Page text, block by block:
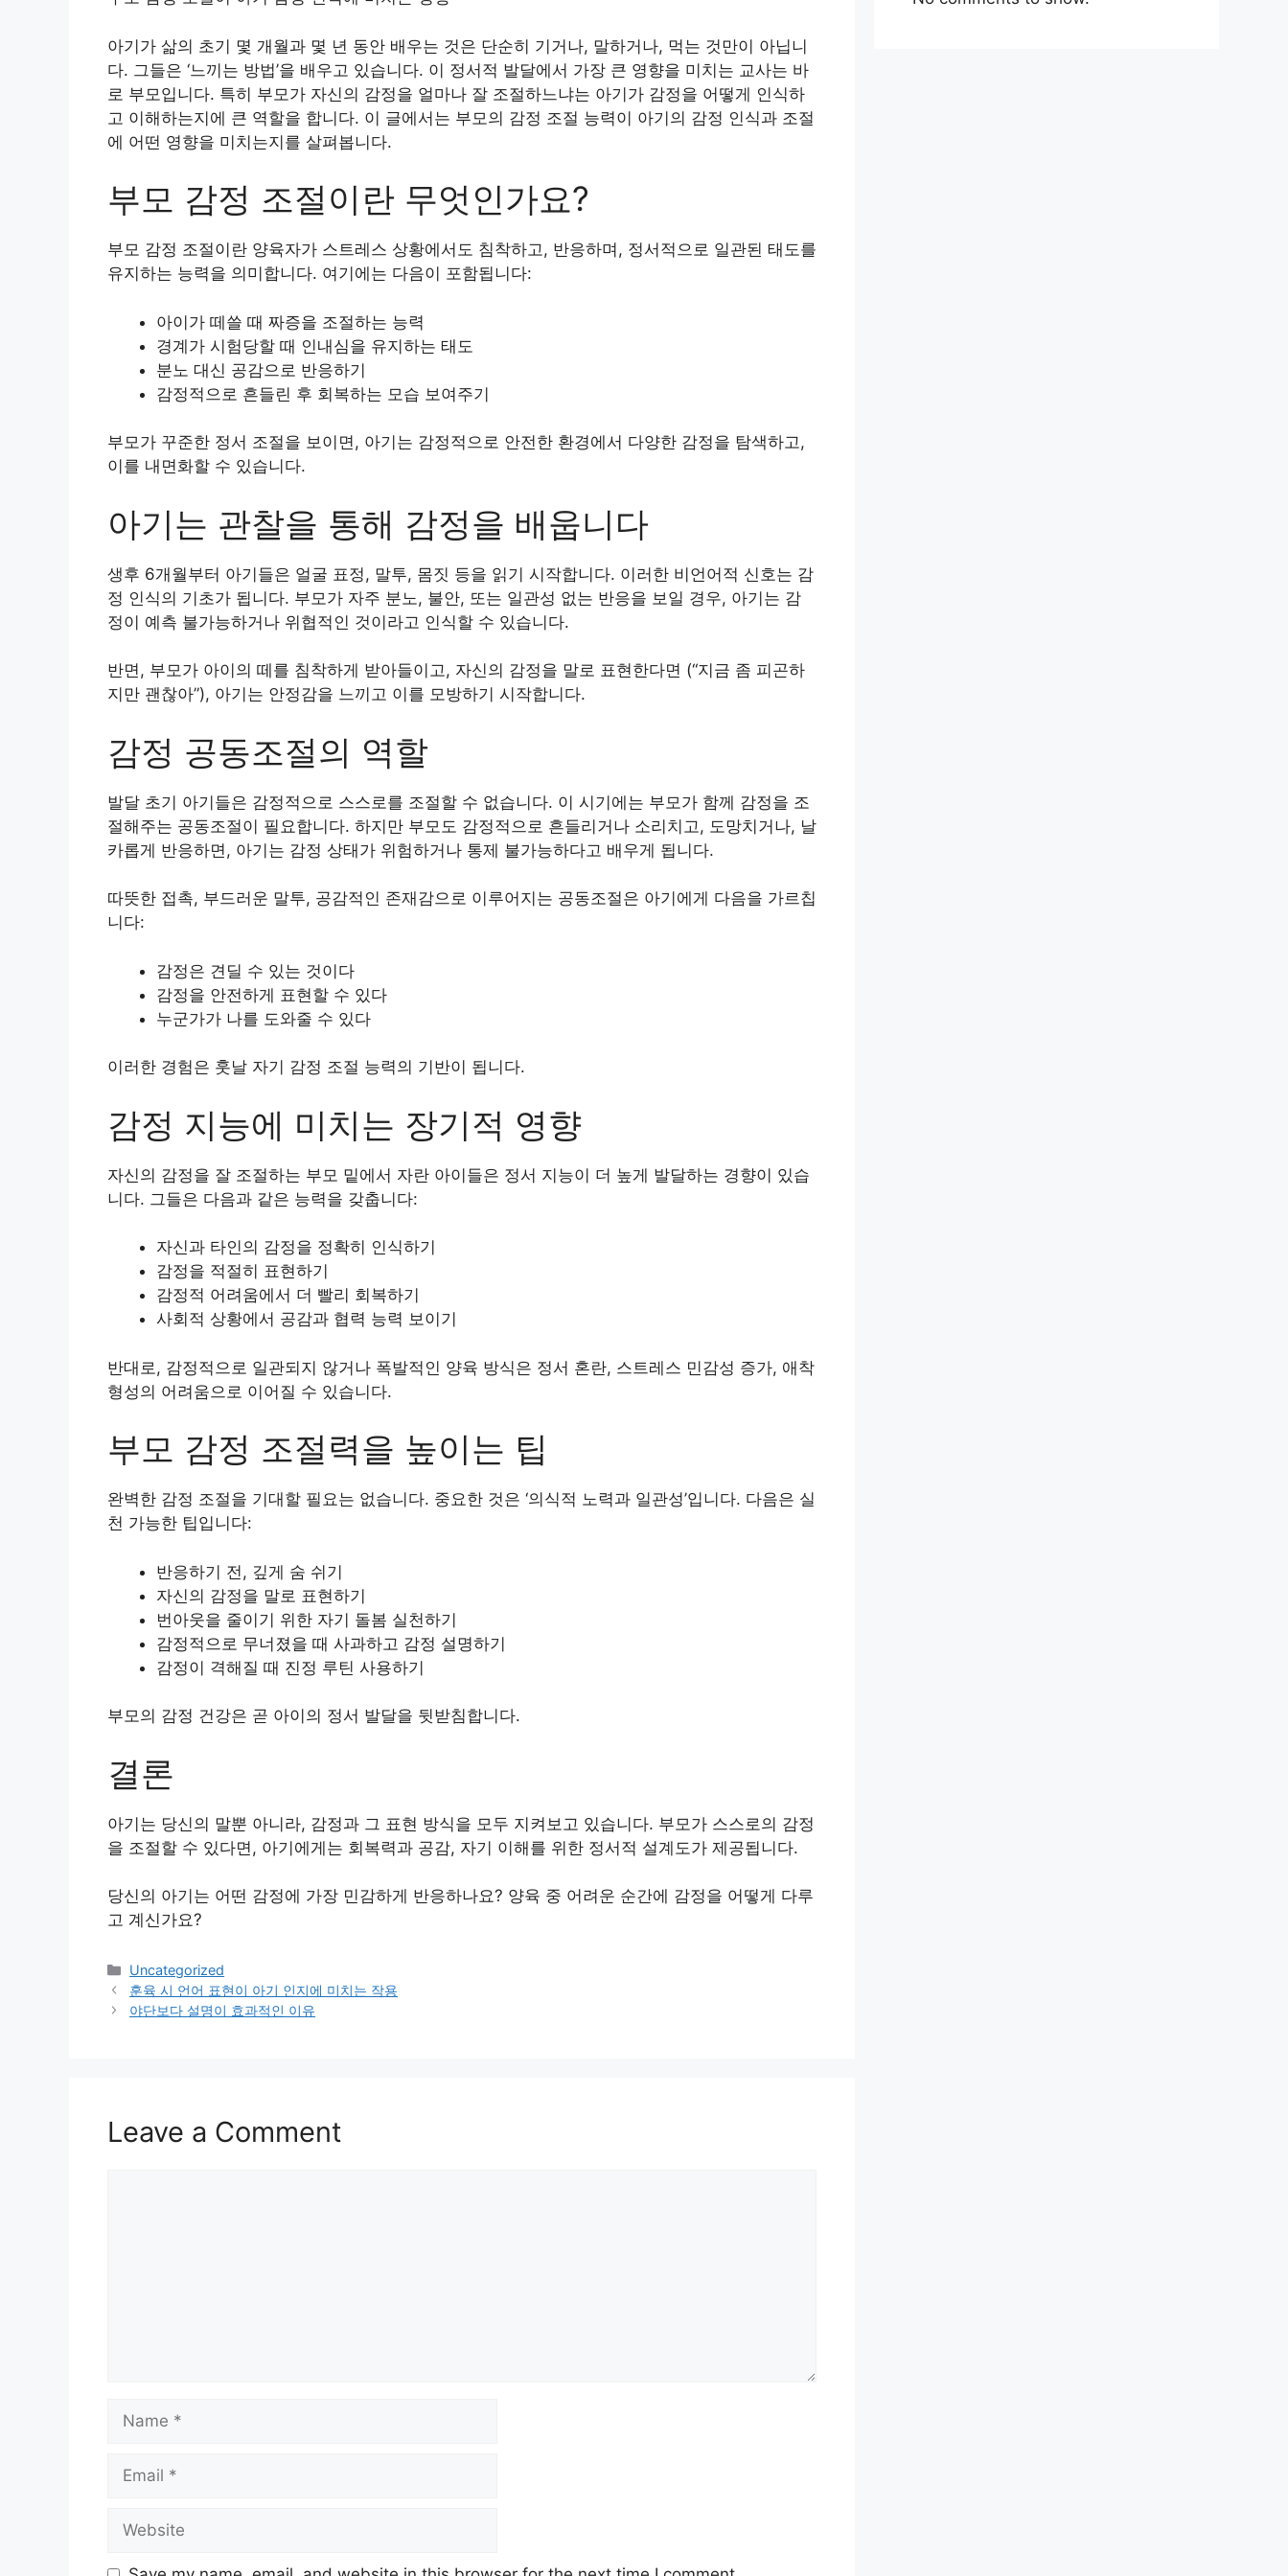
아기가 삶의 초기 몇 개월과 몇 년 동안 배우는 것은 단순히 기거나, 말하거나, 먹는 것만이 아닙니
다. 그들은 ‘느끼는 방법’을 배우고 있습니다. 이 정서적 발달에서 가장 큰 영향을 미치는 교사는 바
로 부모입니다. 특히 부모가 자신의 감정을 얼마나 잘 조절하느냐는 아기가 감정을 어떻게 인식하
고 이해하는지에 큰 역할을 합니다. 이 글에서는 부모의 감정 조절 능력이 아기의 감정 인식과 조절
에 어떤 영향을 미치는지를 살펴봅니다.
부모 감정 조절이란 무엇인가요?
부모 감정 조절이란 양육자가 스트레스 상황에서도 침착하고, 반응하며, 정서적으로 일관된 태도를
유지하는 능력을 의미합니다. 여기에는 다음이 포함됩니다:
아이가 떼쓸 때 짜증을 조절하는 능력
경계가 시험당할 때 인내심을 유지하는 태도
분노 대신 공감으로 반응하기
감정적으로 흔들린 후 회복하는 모습 보여주기
부모가 꾸준한 정서 조절을 보이면, 아기는 감정적으로 안전한 환경에서 다양한 감정을 탐색하고,
이를 내면화할 수 있습니다.
아기는 관찰을 통해 감정을 배웁니다
생후 6개월부터 아기들은 얼굴 표정, 말투, 몸짓 등을 읽기 시작합니다. 이러한 비언어적 신호는 감
정 인식의 기초가 됩니다. 부모가 자주 분노, 불안, 또는 일관성 없는 반응을 보일 경우, 아기는 감
정이 예측 불가능하거나 위협적인 것이라고 인식할 수 있습니다.
반면, 부모가 아이의 떼를 침착하게 받아들이고, 자신의 감정을 말로 표현한다면 (“지금 좀 피곤하
지만 괜찮아”), 아기는 안정감을 느끼고 이를 모방하기 시작합니다.
감정 공동조절의 역할
발달 초기 아기들은 감정적으로 스스로를 조절할 수 없습니다. 이 시기에는 부모가 함께 감정을 조
절해주는 공동조절이 필요합니다. 하지만 부모도 감정적으로 흔들리거나 소리치고, 도망치거나, 날
카롭게 반응하면, 아기는 감정 상태가 위험하거나 통제 불가능하다고 배우게 됩니다.
따뜻한 접촉, 부드러운 말투, 공감적인 존재감으로 이루어지는 공동조절은 아기에게 다음을 가르칩
니다:
감정은 견딜 수 있는 것이다
감정을 안전하게 표현할 수 있다
누군가가 나를 도와줄 수 있다
이러한 경험은 훗날 자기 감정 조절 능력의 기반이 됩니다.
감정 지능에 미치는 장기적 영향
자신의 감정을 잘 조절하는 부모 밑에서 자란 아이들은 정서 지능이 더 높게 발달하는 경향이 있습
니다. 그들은 다음과 같은 능력을 갖춥니다:
자신과 타인의 감정을 정확히 인식하기
감정을 적절히 표현하기
감정적 어려움에서 더 빨리 회복하기
사회적 상황에서 공감과 협력 능력 보이기
반대로, 감정적으로 일관되지 않거나 폭발적인 양육 방식은 정서 혼란, 스트레스 민감성 증가, 애착
형성의 어려움으로 이어질 수 있습니다.
부모 감정 조절력을 높이는 팁
완벽한 감정 조절을 기대할 필요는 없습니다. 중요한 것은 ‘의식적 노력과 일관성’입니다. 다음은 실
천 가능한 팁입니다:
반응하기 전, 깊게 숨 쉬기
자신의 감정을 말로 표현하기
번아웃을 줄이기 위한 자기 돌봄 실천하기
감정적으로 무너졌을 때 사과하고 감정 설명하기
감정이 격해질 때 진정 루틴 사용하기
부모의 감정 건강은 곧 아이의 정서 발달을 뒷받침합니다.
결론
아기는 당신의 말뿐 아니라, 감정과 그 표현 방식을 모두 지켜보고 있습니다. 부모가 스스로의 감정
을 조절할 수 있다면, 아기에게는 회복력과 공감, 자기 이해를 위한 정서적 설계도가 제공됩니다.
당신의 아기는 어떤 감정에 가장 민감하게 반응하나요? 양육 중 어려운 순간에 감정을 어떻게 다루
고 계신가요?
Categories
Uncategorized
훈육 시 언어 표현이 아기 인지에 미치는 작용
야단보다 설명이 효과적인 이유
Leave a Comment
Name
Email
Website